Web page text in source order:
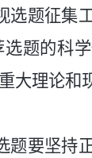
题征集工
题的科
大理论和
要坚持正